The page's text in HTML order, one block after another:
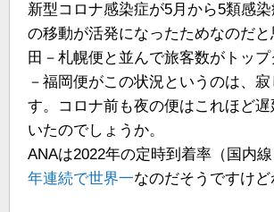
新型コロナ感染症が5月から5類感
の移動が活発になったためなのだと
田－札幌便と並んで旅客数がトップ
－福岡便がこの状況というのは、
す。コロナ前も夜の便はこれほど遅
いたのでしょうか。
ANAは2022年の定時到着率（国内
年連続で世界一なのだそうですけど